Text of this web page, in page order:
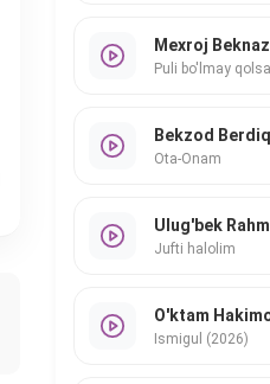
Mexroj
Puli bo'lmay
Bekzod
Ota-Onam
Ulug'bek
Jufti halolim
O'ktam
Ismigul (2026)